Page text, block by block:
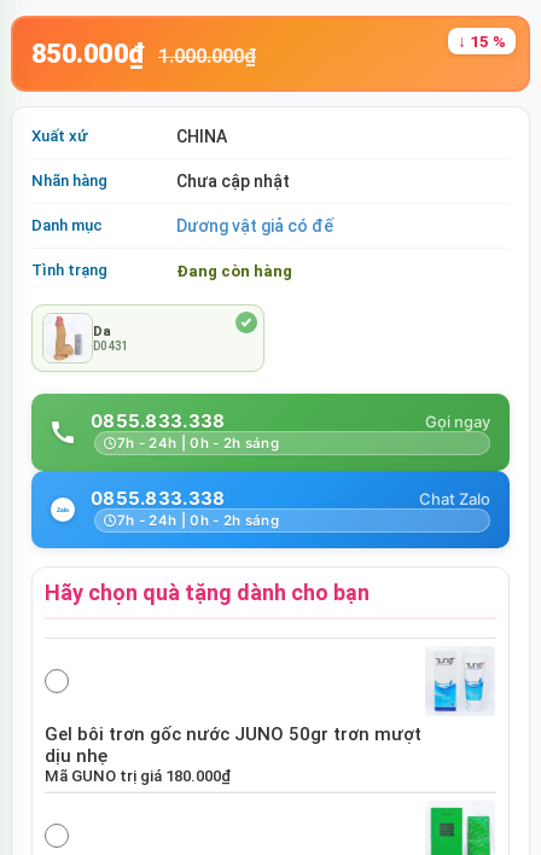
850.000₫ 1.000.000₫
↓ 15 %
Xuất xứ CHINA
Nhãn hàng Chưa cập nhật
Danh mục Dương vật giả có đế
Tình trạng Đang còn hàng
Da
D0431
0855.833.338
7h - 24h | 0h - 2h sáng
0855.833.338
7h - 24h | 0h - 2h sáng
Hãy chọn quà tặng dành cho bạn
Gel bôi trơn gốc nước JUNO 50gr trơn mượt
dịu nhẹ
Mã GUNOtrị giá 180.000₫